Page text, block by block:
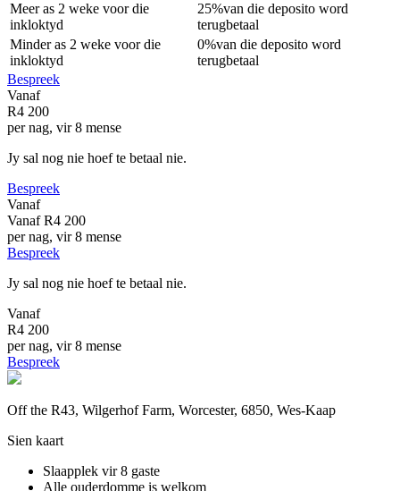
Meer as 2 weke voor die
inkloktyd
25%van die deposito word
terugbetaal
Minder as 2 weke voor die
inkloktyd
0%van die deposito word
terugbetaal
Bespreek
Vanaf
R4 200
per nag, vir 8 mense
Jy sal nog nie hoef te betaal nie.
Bespreek
Vanaf
Vanaf R4 200
per nag, vir 8 mense
Bespreek
Jy sal nog nie hoef te betaal nie.
Vanaf
R4 200
per nag, vir 8 mense
Bespreek
Off the R43, Wilgerhof Farm, Worcester, 6850, Wes-Kaap
Sien kaart
Slaapplek vir 8 gaste
Alle ouderdomme is welkom